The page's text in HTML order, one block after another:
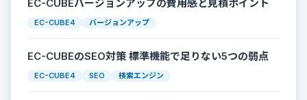
EC-CUBEバージョンアップの費用感と見積ポイント
EC-CUBE4 バージョンアップ
EC-CUBEのSEO対策 標準機能で足りない5つの弱点
EC-CUBE4 SEO 検索エンジン